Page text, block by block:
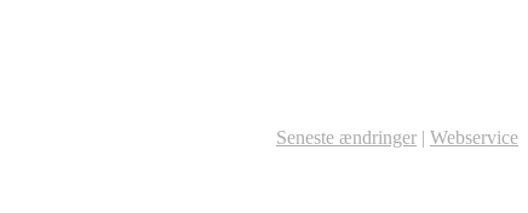
Seneste ændringer | Webservice